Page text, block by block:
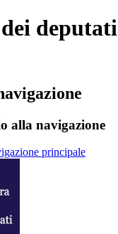
deputati
alla navigazione
principale